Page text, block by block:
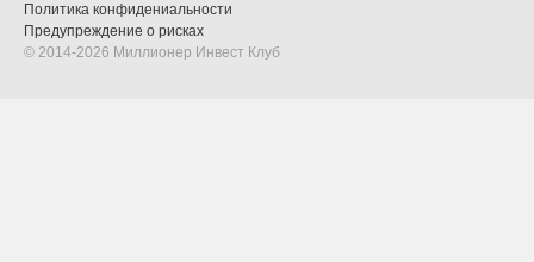
Политика конфидениальности
Предупреждение о рисках
© 2014-2026 Миллионер Инвест Клуб